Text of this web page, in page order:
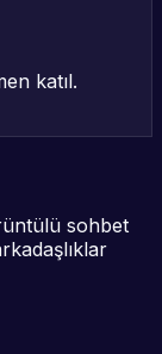
katıl.
sohbet